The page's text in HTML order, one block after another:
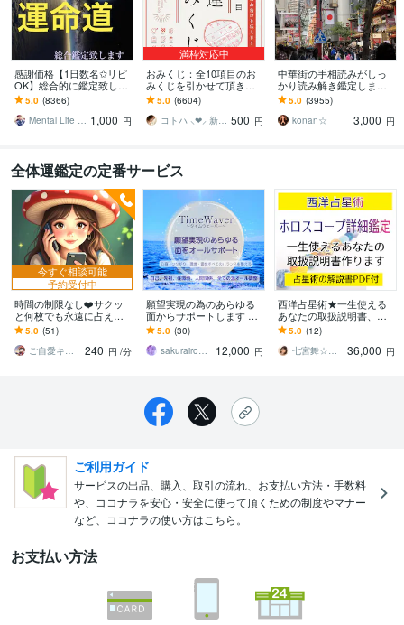
感謝価格【1日数名✩リピ
OK】総合的に鑑定致しま
す ✞後悔させません【未
来を良くする✩人生のヒン
ト】アドバイス付
5.0 (8366)
Mental Life Design 1,000 円
満枠対応中
おみくじ：全10項目のお
みくじを引かせて頂きま
す ㊙あなた様がこの先ど
う進むかの道しるべにな
さってください！
5.0 (6604)
コトハ ⸜❤︎⸝ 新サービス提供開始✨️ 500 円
中華街の手相読みがしっ
かり読み解き鑑定します
☆今後10年ほどの流れか
ら、良い時期、悪い時期
もお伝えします
5.0 (3955)
konan☆
3,000 円
全体運鑑定の定番サービス
今すぐ相談可能
予約受付中
時間の制限なし❤️サクッ
と何枚でも永遠に占えま
す なんじかんでもOK❤️恋
愛人間関係仕事気持ち
5.0 (51)
ご自愛キノコちゃん✴︎ 心を読み解く占い
240 円 /分
願望実現の為のあらゆる
面からサポートします 自
己、先祖、住環境、人間
関係、自然との繋がり5項
目を最適化
5.0 (30)
sakurairoさくら
12,000 円
西洋占星術★一生使える
あなたの取扱説明書、占
います ★自分の人生を切
り開く為のホロスコープ
の詳細鑑定です
5.0 (12)
七宮舞☆多次元スピリチュアルカウンセラー
36,000 円
ご利用ガイド
サービスの出品、購入、取引の流れ、お支払い方法・手数料
や、ココナラを安心・安全に使って頂くための制度やマナー
など、ココナラの使い方はこちら。
お支払い方法